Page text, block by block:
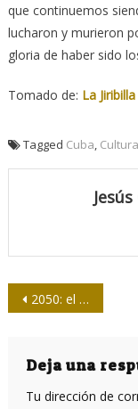
que continuemos
lucharon y murieron
gloria de haber sido
Tomado de: La Jiribilla
Tagged Cuba
entradas
2050: el mundo que viene
Deja una
Tu dirección de